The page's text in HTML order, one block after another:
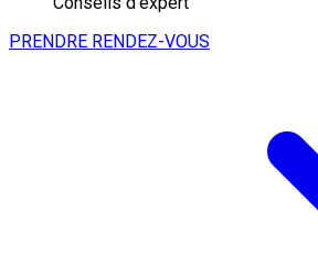
PRENDRE RENDEZ-VOUS